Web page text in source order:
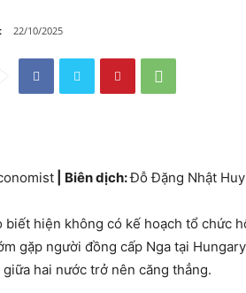
22/10/2025
Biên dịch:Đỗ Đặng Nhật Huy
biết hiện không có kế hoạch tổ chức
gặp người đồng cấp Nga tại
hai nước trở nên căng thẳng.